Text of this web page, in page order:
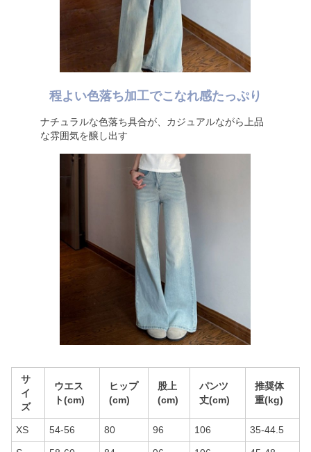
程よい色落ち加工でこなれ感たっぷり
ナチュラルな色落ち具合が、カジュアルながら上品
な雰囲気を醸し出す
サ
イ
ズ
ウエス
ト(cm)
ヒップ
(cm)
股上
(cm)
パンツ
丈(cm)
推奨体
重(kg)
XS 54-56 80 96 106 35-44.5